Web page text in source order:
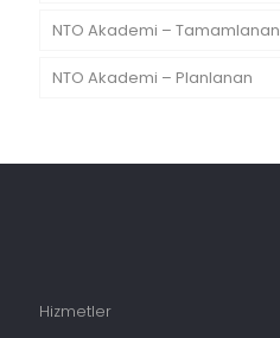
NTO Akademi – Tamamlanan
NTO Akademi – Planlanan
Hizmetler